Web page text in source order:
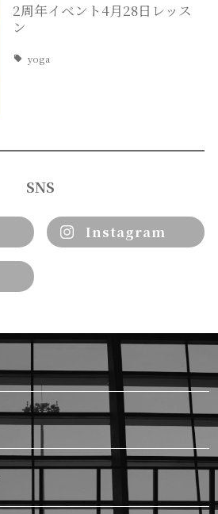
2周年イベント4月28日レッス
ン
yoga
SNS
Instagram